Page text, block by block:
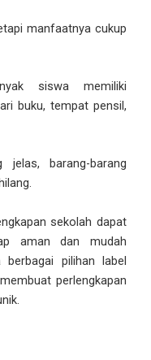
manfaatnya cukup
siswa memiliki
buku, tempat pensil,
barang-barang
sekolah dapat
aman dan mudah
pilihan label
perlengkapan